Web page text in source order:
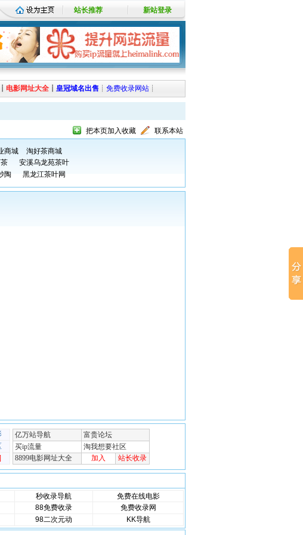
站长推荐 新站登录
┊ 电影网址大全 ┊ 皇冠域名出售 ┊ 免费收录网站 ┊
把本页加入收藏 联系本站
商城
淘好茶商城
安溪乌龙苑茶叶
陶 黑龙江茶叶网
秒收录导航
免费在线电影
88免费收录
免费收录网
98二次元动 KK导航